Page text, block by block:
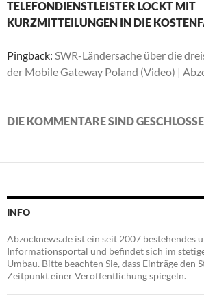
TELEFONDIENSTLEISTER LOCKT MIT
KURZMITTEILUNGEN IN DIE
Pingback: SWR-Ländersache über die
der Mobile Gateway Poland (Video) |
DIE KOMMENTARE SIND
INFO
Abzocknews.de ist ein seit 2007 bestehendes
Informationsportal und befindet sich im
Umbau. Bitte beachten Sie, dass Einträge den
Zeitpunkt einer Veröffentlichung spiegeln.